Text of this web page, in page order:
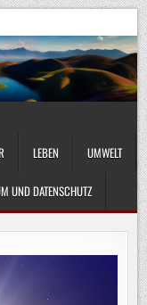
LEBEN UMWELT
UND DATENSCHUTZ